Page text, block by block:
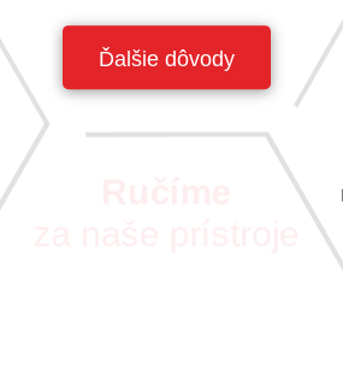
Ďalšie dôvody